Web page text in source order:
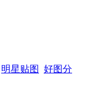
明星贴图 好图分